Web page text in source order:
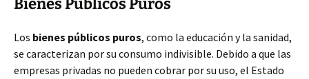
Bienes Públicos Puros
Los bienes públicos puros, como la educación y la sanidad,
se caracterizan por su consumo indivisible. Debido a que las
empresas privadas no pueden cobrar por su uso, el Estado